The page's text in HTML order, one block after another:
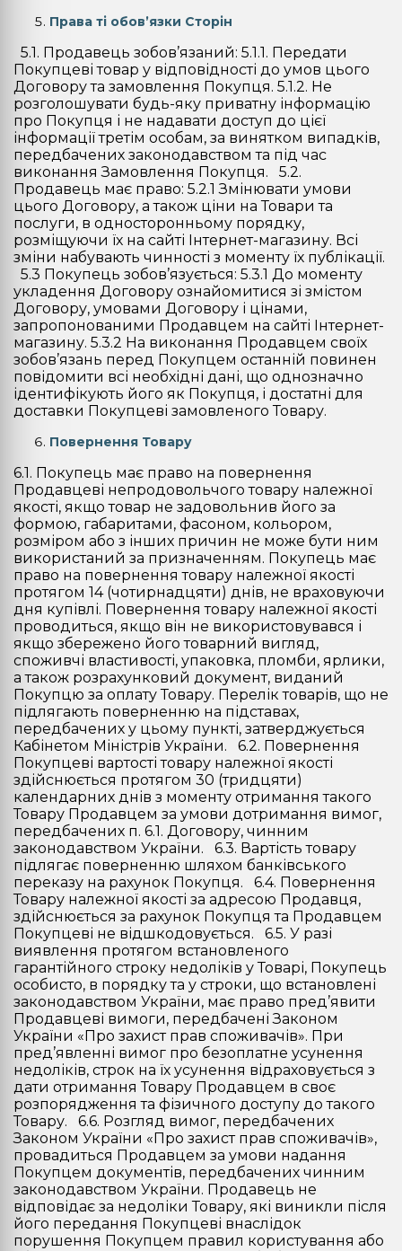
Права ті обов’язки Сторін
5.1. Продавець зобов’язаний: 5.1.1. Передати
Покупцеві товар у відповідності до умов цього
Договору та замовлення Покупця. 5.1.2. Не
розголошувати будь-яку приватну інформацію
про Покупця і не надавати доступ до цієї
інформації третім особам, за винятком випадків,
передбачених законодавством та під час
виконання Замовлення Покупця. 5.2.
Продавець має право: 5.2.1 Змінювати умови
цього Договору, а також ціни на Товари та
послуги, в односторонньому порядку,
розміщуючи їх на сайті Інтернет-магазину. Всі
зміни набувають чинності з моменту їх публікації.
5.3 Покупець зобов’язується: 5.3.1 До моменту
укладення Договору ознайомитися зі змістом
Договору, умовами Договору і цінами,
запропонованими Продавцем на сайті Інтернет-
магазину. 5.3.2 На виконання Продавцем своїх
зобов’язань перед Покупцем останній повинен
повідомити всі необхідні дані, що однозначно
ідентифікують його як Покупця, і достатні для
доставки Покупцеві замовленого Товару.
Повернення Товару
6.1. Покупець має право на повернення
Продавцеві непродовольчого товару належної
якості, якщо товар не задовольнив його за
формою, габаритами, фасоном, кольором,
розміром або з інших причин не може бути ним
використаний за призначенням. Покупець має
право на повернення товару належної якості
протягом 14 (чотирнадцяти) днів, не враховуючи
дня купівлі. Повернення товару належної якості
проводиться, якщо він не використовувався і
якщо збережено його товарний вигляд,
споживчі властивості, упаковка, пломби, ярлики,
а також розрахунковий документ, виданий
Покупцю за оплату Товару. Перелік товарів, що не
підлягають поверненню на підставах,
передбачених у цьому пункті, затверджується
Кабінетом Міністрів України. 6.2. Повернення
Покупцеві вартості товару належної якості
здійснюється протягом 30 (тридцяти)
календарних днів з моменту отримання такого
Товару Продавцем за умови дотримання вимог,
передбачених п. 6.1. Договору, чинним
законодавством України. 6.3. Вартість товару
підлягає поверненню шляхом банківського
переказу на рахунок Покупця. 6.4. Повернення
Товару належної якості за адресою Продавця,
здійснюється за рахунок Покупця та Продавцем
Покупцеві не відшкодовується. 6.5. У разі
виявлення протягом встановленого
гарантійного строку недоліків у Товарі, Покупець
особисто, в порядку та у строки, що встановлені
законодавством України, має право пред’явити
Продавцеві вимоги, передбачені Законом
України «Про захист прав споживачів». При
пред’явленні вимог про безоплатне усунення
недоліків, строк на їх усунення відраховується з
дати отримання Товару Продавцем в своє
розпорядження та фізичного доступу до такого
Товару. 6.6. Розгляд вимог, передбачених
Законом України «Про захист прав споживачів»,
провадиться Продавцем за умови надання
Покупцем документів, передбачених чинним
законодавством України. Продавець не
відповідає за недоліки Товару, які виникли після
його передання Покупцеві внаслідок
порушення Покупцем правил користування або